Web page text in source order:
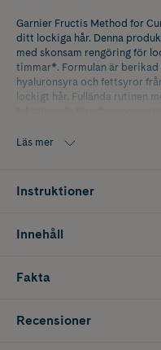
Garnier Fructis Method for
ditt lockiga hår. Denna
med skonsam rengöring för
timmar*. Formulan är
hyaluronsyra och fettsyror
lockigt hår. Fullända rutinen
• Testad på alla typer av lockigt
Läs mer
Instruktioner
Innehåll
Fakta
Recensioner